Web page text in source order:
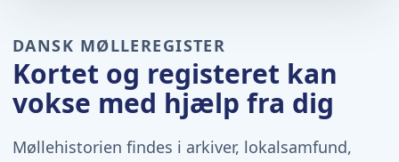
DANSK MØLLEREGISTER
Kortet og registeret kan
vokse med hjælp fra dig
Møllehistorien findes i arkiver, lokalsamfund,